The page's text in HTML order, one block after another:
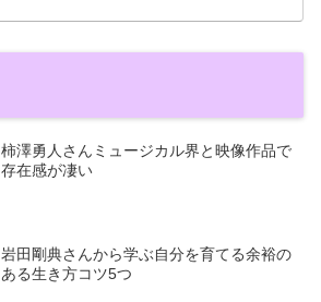
柿澤勇人さんミュージカル界と映像作品で
存在感が凄い
岩田剛典さんから学ぶ自分を育てる余裕の
ある生き方コツ5つ